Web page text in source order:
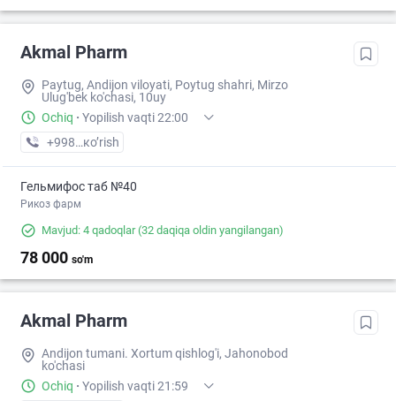
Akmal Pharm
Paytug, Andijon viloyati, Poytug shahri, Mirzo
Ulug'bek ko'chasi, 10uy
Ochiq · Yopilish vaqti 22:00
+998 (90) XXX-XX-XX
кo’rish
Гельмифос таб №40
Рикоз фарм
Mavjud: 4 qadoqlar(32 daqiqa oldin yangilangan)
78 000 so'm
Akmal Pharm
Andijon tumani. Xortum qishlog'i, Jahonobod
ko'chasi
Ochiq · Yopilish vaqti 21:59